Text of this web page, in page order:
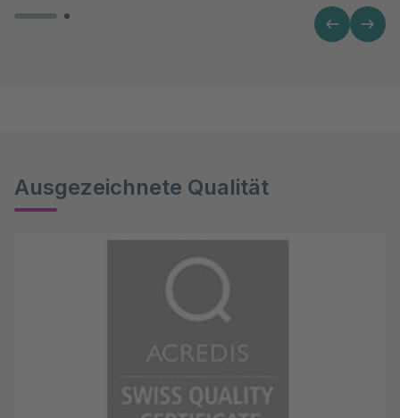
Ausgezeichnete Qualität